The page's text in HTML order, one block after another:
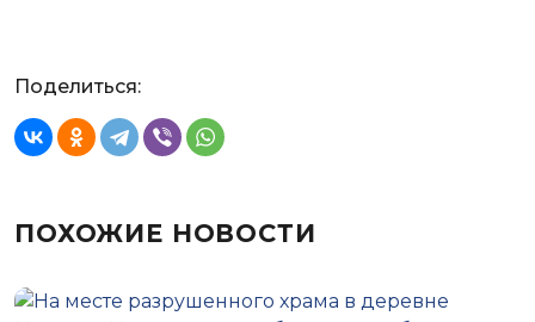
Поделиться:
ПОХОЖИЕ НОВОСТИ